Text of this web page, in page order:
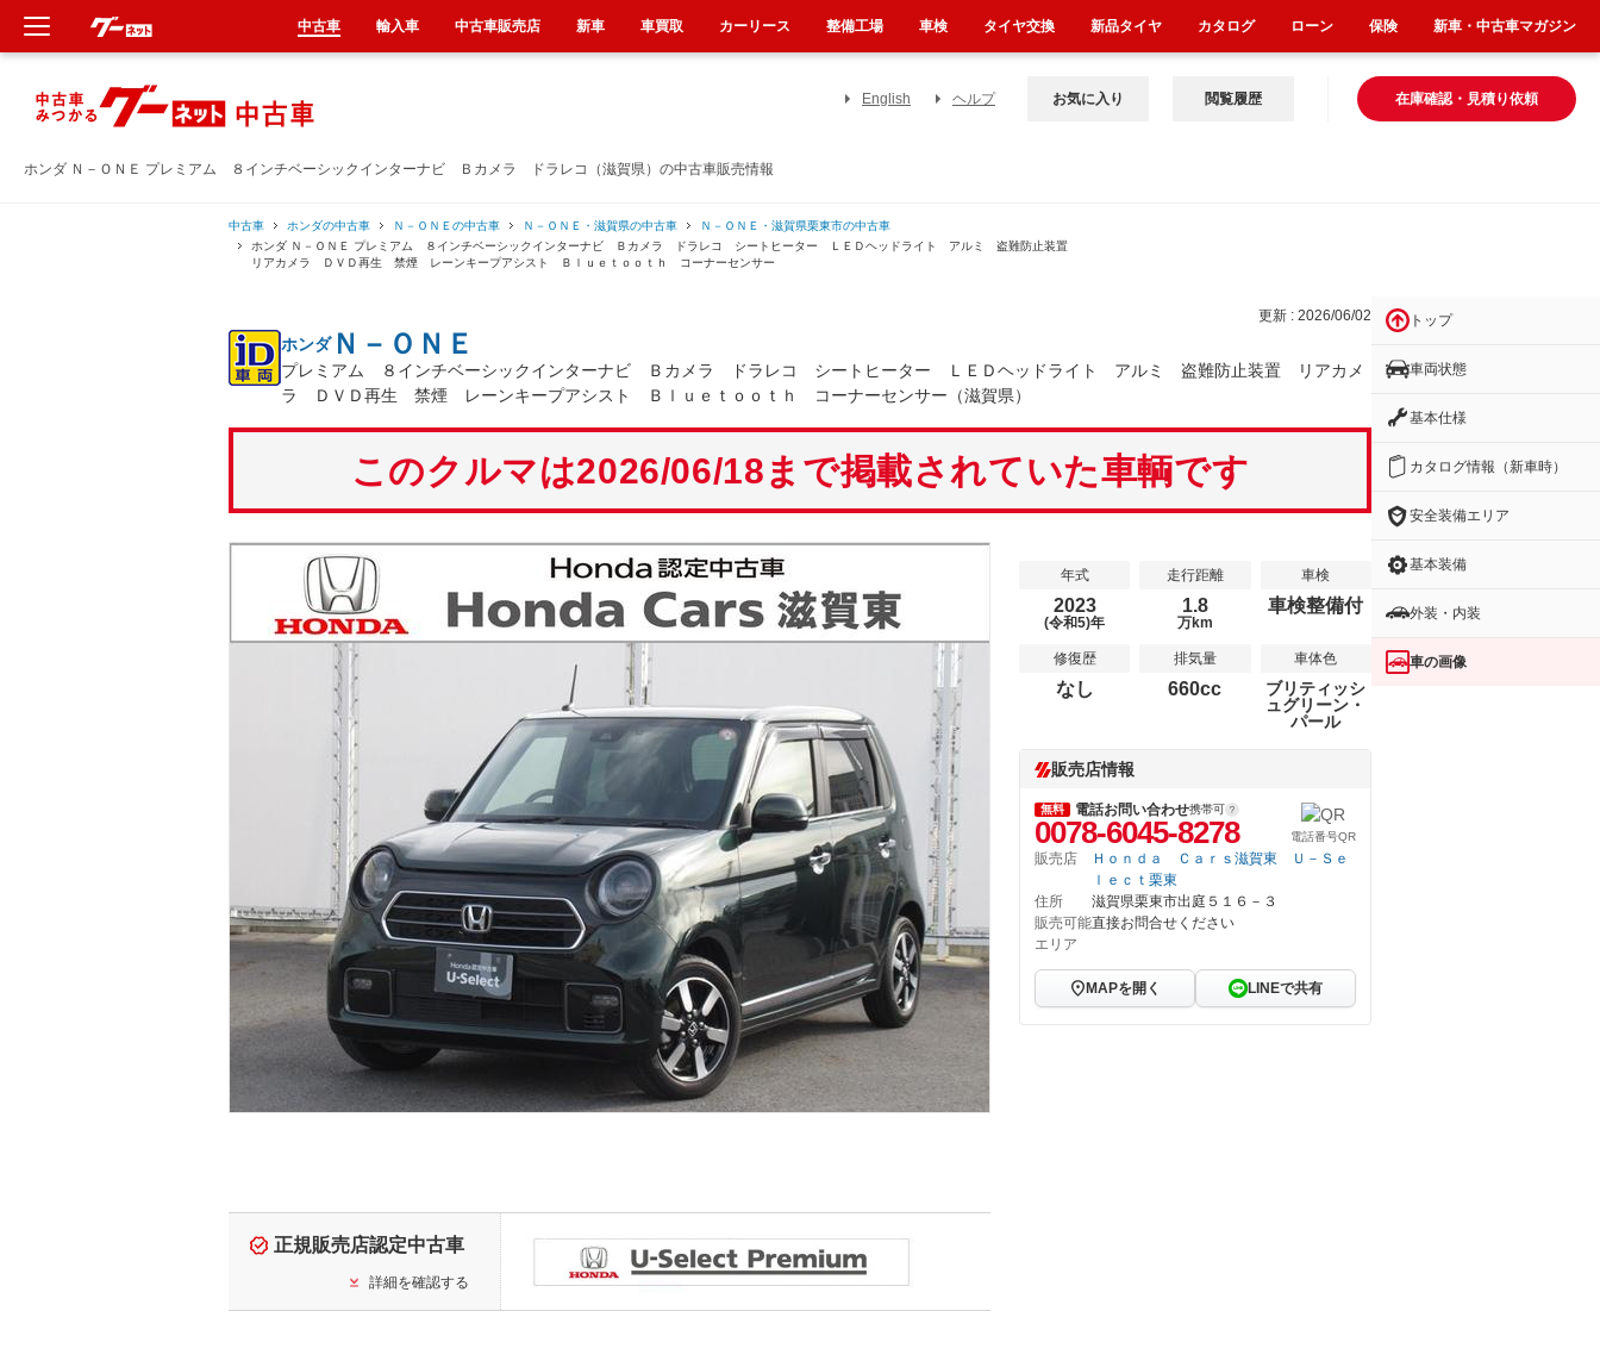
ホンダ Ｎ－ＯＮＥ プレミアム ８インチベーシックインターナビ Ｂカメラ ドラレコ（滋賀県）の中古車販売情報
English ヘルプ 在庫確認・見積り依頼
お気に入り 閲覧履歴
中古車 ホンダの中古車 Ｎ－ＯＮＥの中古車 Ｎ－ＯＮＥ・滋賀県の中古車
Ｎ－ＯＮＥ・滋賀県栗東市の中古車
ホンダ Ｎ－ＯＮＥ プレミアム ８インチベーシックインターナビ Ｂカメラ ドラレコ シートヒーター ＬＥＤヘッドライト アルミ 盗難防止装置
リアカメラ ＤＶＤ再生 禁煙 レーンキープアシスト Ｂｌｕｅｔｏｏｔｈ コーナーセンサー
更新 : 2026/06/02
ホンダＮ－ＯＮＥ
プレミアム ８インチベーシックインターナビ Ｂカメラ ドラレコ シートヒーター ＬＥＤヘッドライト アルミ 盗難防止装置 リアカメ
ラ ＤＶＤ再生 禁煙 レーンキープアシスト Ｂｌｕｅｔｏｏｔｈ コーナーセンサー（滋賀県）
このクルマは2026/06/18まで掲載されていた車輌です
正規販売店認定中古車
詳細を確認する
年式
2023
(令和5)年
走行距離
1.8
万km
車検
車検整備付
修復歴
なし
排気量
660cc
車体色
ブリティッシ
ュグリーン・
パール
販売店情報
無料 電話お問い合わせ携帯可
0078-6045-8278 電話番号QR
販売店
Ｈｏｎｄａ Ｃａｒｓ滋賀東 Ｕ－Ｓｅ
ｌｅｃｔ栗東
住所
滋賀県栗東市出庭５１６－３
販売可能
エリア
直接お問合せください
MAPを開く LINEで共有
トップ
車両状態
基本仕様
カタログ情報（新車時）
安全装備エリア
基本装備
外装・内装
車の画像
中古車 輸入車 中古車販売店 新車 車買取 カーリース 整備工場 車検 タイヤ交換 新品タイヤ カタログ ローン 保険 新車・中古車マガジン
新車
中古車